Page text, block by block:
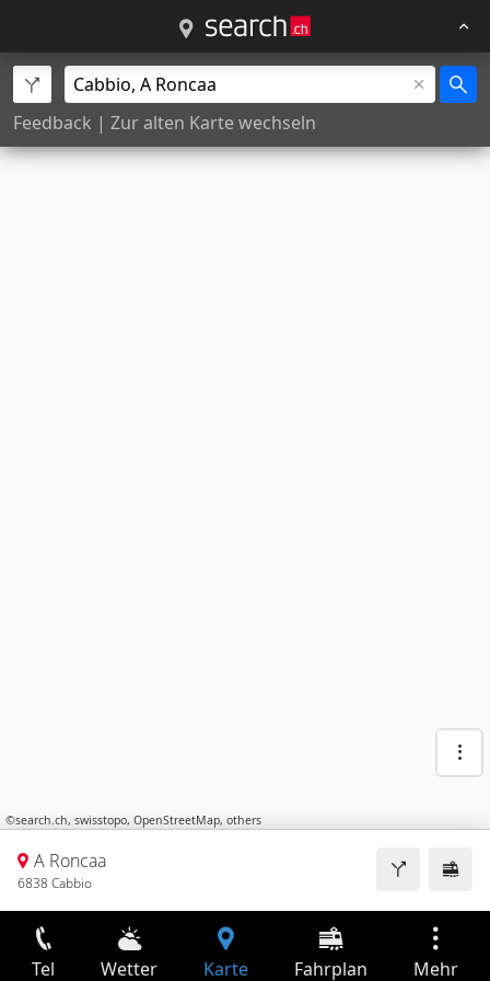
Feedback | Zur alten Karte wechseln
©search.ch, swisstopo, OpenStreetMap, others
A Roncaa
6838 Cabbio
Tel Wetter Karte Fahrplan Mehr